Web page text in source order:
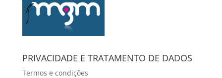
PRIVACIDADE E TRATAMENTO DE DADOS
Termos e condições